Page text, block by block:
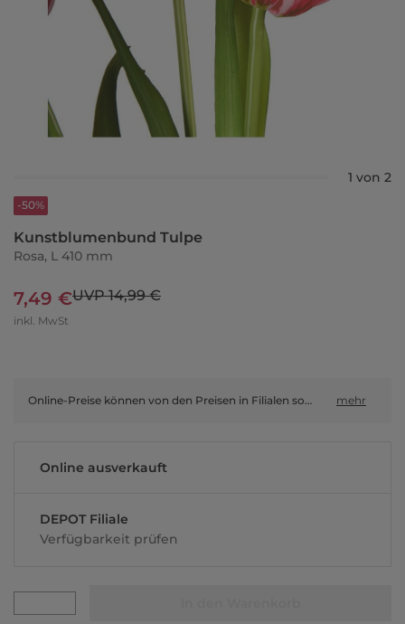
1 von 2
-50%
Kunstblumenbund Tulpe
Rosa, L 410 mm
7,49 €UVP 14,99 €
inkl. MwSt
Online-Preise können von den Preisen in Filialen sowie Shop-in-Shop-Flächen abweichen. mehr
Online ausverkauft
DEPOT Filiale
Verfügbarkeit prüfen